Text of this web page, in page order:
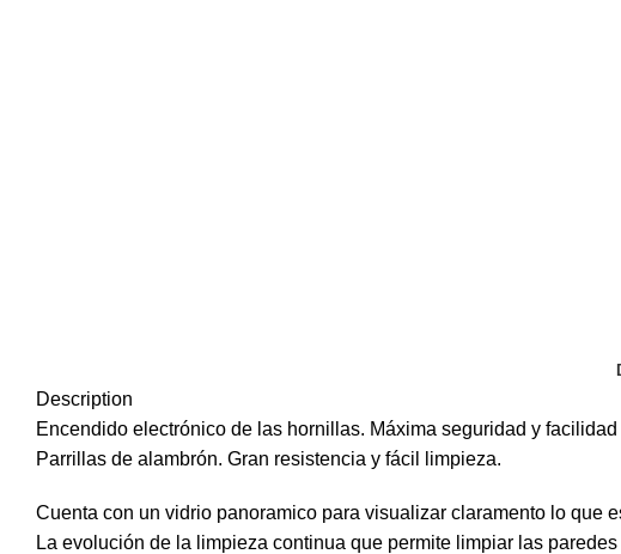
Description
Encendido electrónico de las hornillas. Máxima seguridad y facilidad
Parrillas de alambrón. Gran resistencia y fácil limpieza.
Cuenta con un vidrio panoramico para visualizar claramento lo que
La evolución de la limpieza continua que permite limpiar las